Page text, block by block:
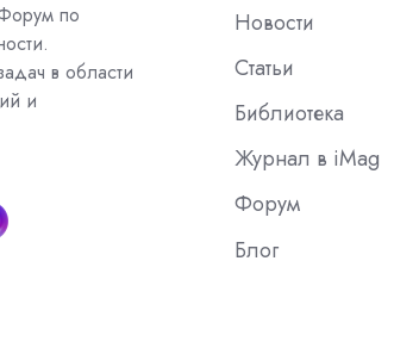
по
в области
и
Новости
Статьи
Библиотека
Журнал в iMag
Форум
Блог